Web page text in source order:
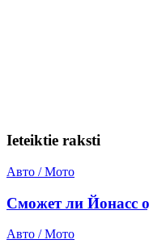
Ieteiktie raksti
Авто / Мото
Сможет ли Йонасс
Авто / Мото